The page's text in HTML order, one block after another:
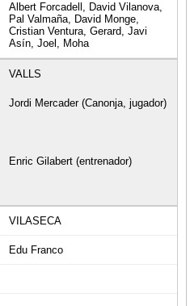
Albert Forcadell, David Vilanova,
Pal Valmaña, David Monge,
Cristian Ventura, Gerard, Javi
Asín, Joel, Moha
VALLS
Jordi Mercader (Canonja, jugador)
Enric Gilabert (entrenador)
VILASECA
Edu Franco